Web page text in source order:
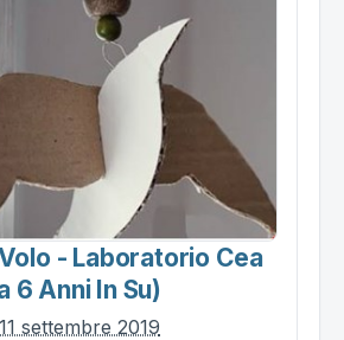
- Laboratorio Cea
6 Anni In Su)
settembre 2019